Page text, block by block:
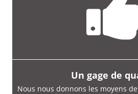
Un gage de
Nous nous donnons les moyens